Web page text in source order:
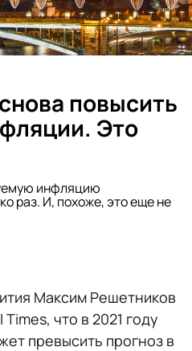
повысить
Это
инфляцию
раз. И, похоже, это еще не
Максим Решетников
Times, что в 2021 году
превысить прогноз в